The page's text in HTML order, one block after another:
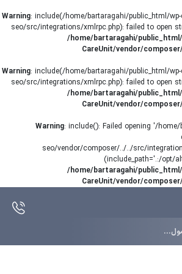
Warning: include(/home/bartaragahi/public_html/
seo/src/integrations/xmlrpc.php): failed to open
/home/bartaragahi/
CareUnit/vendor/
Warning: include(/home/bartaragahi/public_html/
seo/src/integrations/xmlrpc.php): failed to open
/home/bartaragahi/
CareUnit/vendor/
Warning: include(): Failed opening '/
seo/vendor/composer/../../src/
(include_path='.:/opt/
/home/bartaragahi/
CareUnit/vendor/